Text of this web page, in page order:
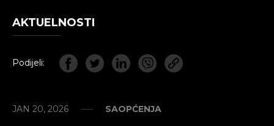
AKTUELNOSTI
Podijeli:
JAN 20, 2026 SAOPĆENJA